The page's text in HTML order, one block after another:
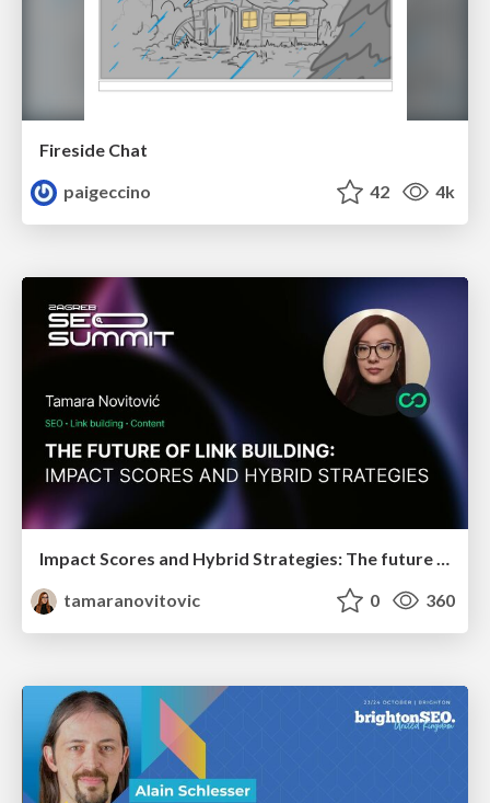
Fireside Chat
paigeccino
42 4k
Impact Scores and Hybrid Strategies: The future of link building
tamaranovitovic
0 360